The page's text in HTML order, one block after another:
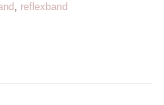
, reflexband